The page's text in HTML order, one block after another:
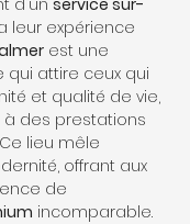
d'un service sur-
leur expérience
est une
qui attire ceux qui
et qualité de vie,
des prestations
lieu mêle
offrant aux
de
incomparable.